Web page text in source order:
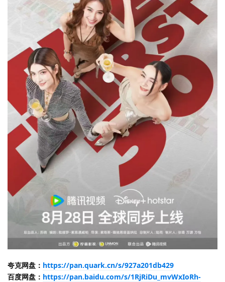
夸克网盘： https://pan.quark.cn/s/927a201db429
百度网盘： https://pan.baidu.com/s/1RjRiDu_mvWxIoRh-